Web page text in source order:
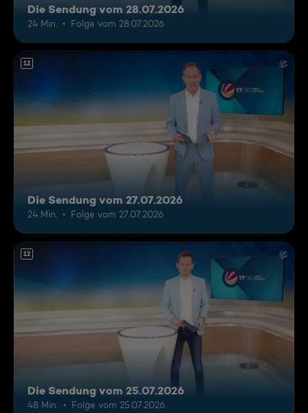
Die Sendung vom 28.07.2026
24 Min. Folge vom 28.07.2026
12
Die Sendung vom 27.07.2026
24 Min. Folge vom 27.07.2026
12
Die Sendung vom 25.07.2026
48 Min. Folge vom 25.07.2026